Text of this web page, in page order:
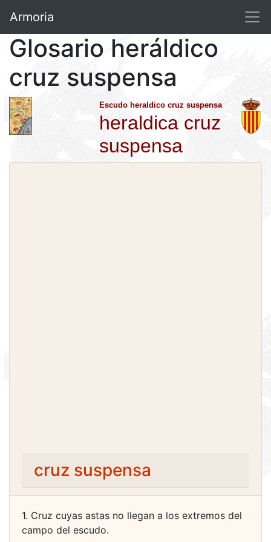
Armoria
Glosario heráldico
cruz suspensa
Escudo heraldico cruz suspensa
heraldica cruz
suspensa
cruz suspensa
1. Cruz cuyas astas no llegan a los extremos del
campo del escudo.